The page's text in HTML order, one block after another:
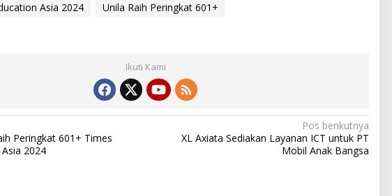
Asia 2024
Unila Raih Peringkat 601+
Ikuti Kami
Peringkat 601+ Times
2024
Pos berikutnya
XL Axiata Sediakan Layanan ICT untuk PT
Mobil Anak Bangsa